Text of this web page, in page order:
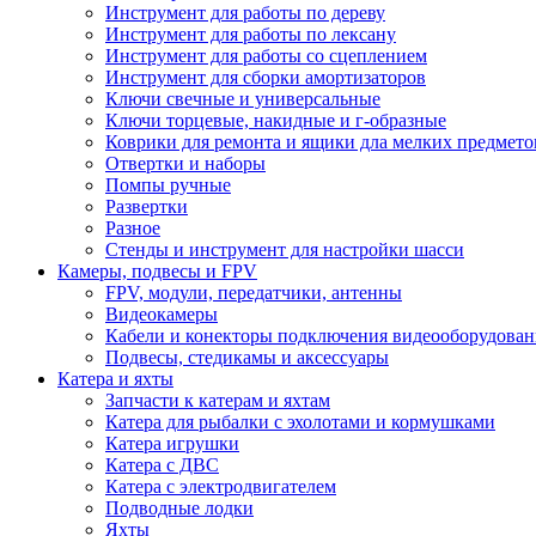
Инструмент для работы по дереву
Инструмент для работы по лексану
Инструмент для работы со сцеплением
Инструмент для сборки амортизаторов
Ключи свечные и универсальные
Ключи торцевые, накидные и г-образные
Коврики для ремонта и ящики дла мелких
Отвертки и наборы
Помпы ручные
Развертки
Разное
Стенды и инструмент для настройки шасси
Камеры, подвесы и FPV
FPV, модули, передатчики, антенны
Видеокамеры
Кабели и конекторы подключения
Подвесы, стедикамы и аксессуары
Катера и яхты
Запчасти к катерам и яхтам
Катера для рыбалки с эхолотами и кормушками
Катера игрушки
Катера с ДВС
Катера с электродвигателем
Подводные лодки
Яхты